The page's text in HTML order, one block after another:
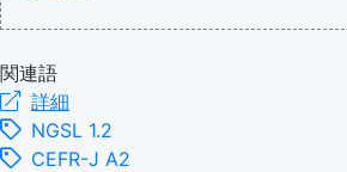
関連語
詳細
NGSL 1.2
CEFR-J A2